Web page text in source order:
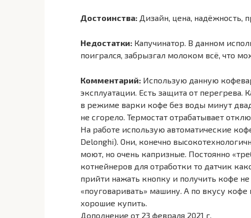
Достоинства: Дизайн, цена, надёжность,
Недостатки: Капучинатор. В данном
поигрался, забрызгал молоком всё, что
Комментарий: Использую данную
эксплуатации. Есть защита от
в режиме варки кофе без воды минут
не сгорело. Термостат отрабатывает
На работе использую автоматические
Delonghi). Они, конечно
моют, но очень капризные. Постоянно
котнейнеров для отработки то датчик
прийти нажать кнопку и получить кофе
«поуговаривать» машину. А по вкусу кофе
хорошие купить.
Дополнение от 23 февраля 2021 г.